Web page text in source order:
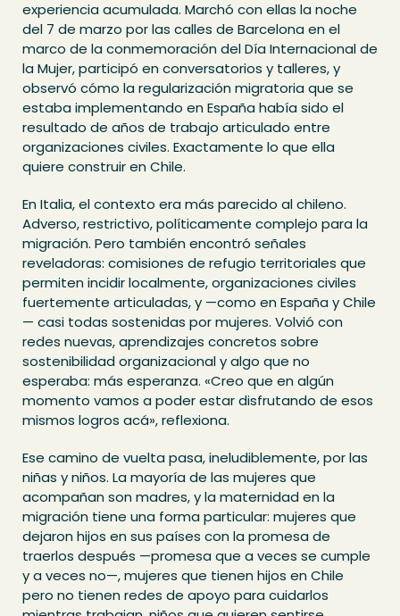
experiencia acumulada. Marchó con ellas la noche
del 7 de marzo por las calles de Barcelona en el
marco de la conmemoración del Día Internacional de
la Mujer, participó en conversatorios y talleres, y
observó cómo la regularización migratoria que se
estaba implementando en España había sido el
resultado de años de trabajo articulado entre
organizaciones civiles. Exactamente lo que ella
quiere construir en Chile.
En Italia, el contexto era más parecido al chileno.
Adverso, restrictivo, políticamente complejo para la
migración. Pero también encontró señales
reveladoras: comisiones de refugio territoriales que
permiten incidir localmente, organizaciones civiles
fuertemente articuladas, y —como en España y Chile
— casi todas sostenidas por mujeres. Volvió con
redes nuevas, aprendizajes concretos sobre
sostenibilidad organizacional y algo que no
esperaba: más esperanza. «Creo que en algún
momento vamos a poder estar disfrutando de esos
mismos logros acá», reflexiona.
Ese camino de vuelta pasa, ineludiblemente, por las
niñas y niños. La mayoría de las mujeres que
acompañan son madres, y la maternidad en la
migración tiene una forma particular: mujeres que
dejaron hijos en sus países con la promesa de
traerlos después —promesa que a veces se cumple
y a veces no—, mujeres que tienen hijos en Chile
pero no tienen redes de apoyo para cuidarlos